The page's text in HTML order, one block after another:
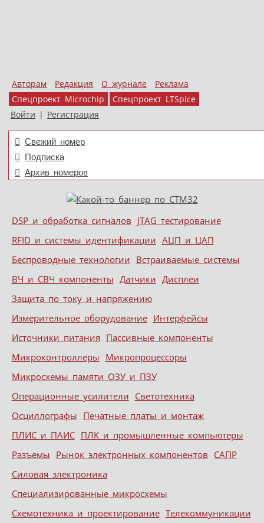
Авторам Редакция О журнале
Реклама
Спецпроект Microchip
Спецпроект LTSpice
Войти | Регистрация
Свежий номер
Подписка
Архив номеров
Меню
Skip to content
DSP и обработка сигналов JTAG тестирование
RFID и системы идентификации АЦП и ЦАП
Беспроводные технологии Встраиваемые системы
ВЧ и СВЧ компоненты Датчики Дисплеи
Защита по току и напряжению
Измерительное оборудование Интерфейсы
Источники питания Пассивные компоненты
Микроконтроллеры Микропроцессоры
Микросхемы памяти ОЗУ и ПЗУ
Операционные усилители Светотехника
Осциллографы Печатные платы и монтаж
ПЛИС и ПАИС ПЛК и промышленные компьютеры
Разъемы Рынок электронных компонентов САПР
Силовая электроника
Специализированные микросхемы
Схемотехника и проектирование Телекоммуникации